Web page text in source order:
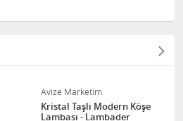
Avize Marketim
Kristal Taşlı Modern Köşe
Lambası - Lambader